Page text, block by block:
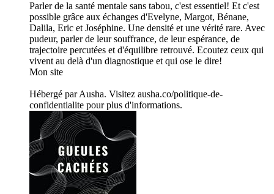
Parler de la santé mentale sans tabou, c'est essentiel! Et c'est
possible grâce aux échanges d'Evelyne, Margot, Bénane,
Dalila, Eric et Joséphine. Une densité et une vérité rare. Avec
pudeur, parler de leur souffrance, de leur espérance, de
trajectoire percutées et d'équilibre retrouvé. Ecoutez ceux qui
vivent au delà d'un diagnostique et qui ose le dire!
Mon site
Hébergé par Ausha. Visitez ausha.co/politique-de-
confidentialite pour plus d'informations.